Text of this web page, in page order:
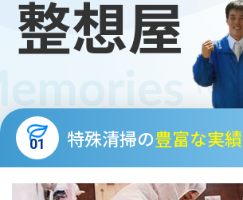
整想屋
01 特殊清掃の豊富な実績